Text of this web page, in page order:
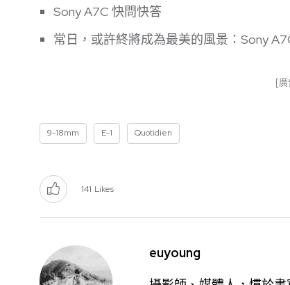
Sony A7C 快問快答
常日，或許終將成為最美的風景：Sony
[
9-18mm E-1 Quotidien
141 Likes
euyoung